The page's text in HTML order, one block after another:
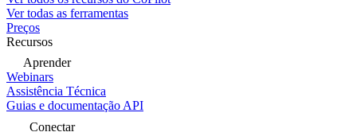
Ver todas as ferramentas
Preços
Recursos
Aprender
Webinars
Assistência Técnica
Guias e documentação API
Conectar